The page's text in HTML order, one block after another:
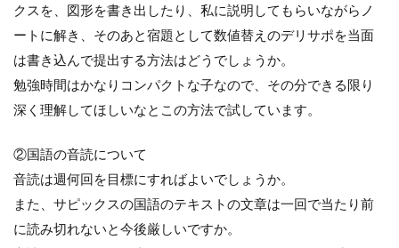
クスを、図形を書き出したり、私に説明してもらいながらノ
ートに解き、そのあと宿題として数値替えのデリサポを当面
は書き込んで提出する方法はどうでしょうか。
勉強時間はかなりコンパクトな子なので、その分できる限り
深く理解してほしいなとこの方法で試しています。
②国語の音読について
音読は週何回を目標にすればよいでしょうか。
また、サピックスの国語のテキストの文章は一回で当たり前
に読み切れないと今後厳しいですか。